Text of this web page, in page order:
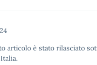
articolo è stato rilasciato